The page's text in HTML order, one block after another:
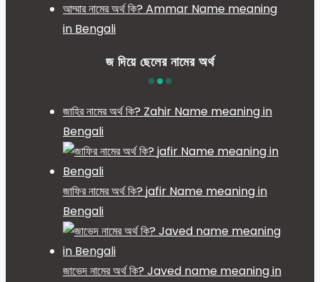
আম্মার নামের অর্থ কি? Ammar Name meaning
in Bengali
জ দিয়ে ছেলের নামের অর্থ
জাহির নামের অর্থ কি? Zahir Name meaning in
Bengali
জাফির নামের অর্থ কি? jafir Name meaning in
Bengali
জাভেদ নামের অর্থ কি? Javed name meaning in